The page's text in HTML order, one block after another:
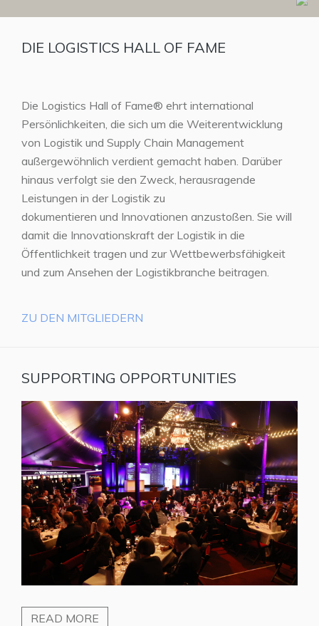
DIE LOGISTICS HALL OF FAME
Die Logistics Hall of Fame® ehrt international
Persönlichkeiten, die sich um die Weiterentwicklung
von Logistik und Supply Chain Management
außergewöhnlich verdient gemacht haben. Darüber
hinaus verfolgt sie den Zweck, herausragende
Leistungen in der Logistik zu
dokumentieren und Innovationen anzustoßen. Sie will
damit die Innovationskraft der Logistik in die
Öffentlichkeit tragen und zur Wettbewerbsfähigkeit
und zum Ansehen der Logistikbranche beitragen.
ZU DEN MITGLIEDERN
SUPPORTING OPPORTUNITIES
READ MORE